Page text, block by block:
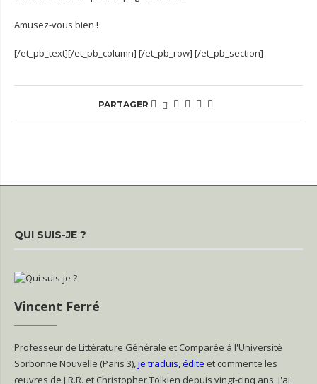
Amusez-vous bien !
[/et_pb_text][/et_pb_column] [/et_pb_row] [/et_pb_section]
PARTAGER
QUI SUIS-JE ?
Vincent Ferré
Professeur de Littérature Générale et Comparée à l'Université
Sorbonne Nouvelle (Paris 3),je traduis, édite et commente les
œuvres de J.R.R. et Christopher Tolkien depuis vingt-cinq ans. J'ai